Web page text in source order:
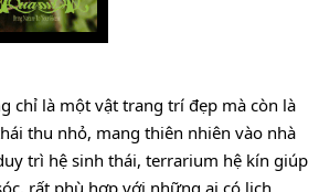
chỉ là một vật trang trí đẹp mà còn là
thu nhỏ, mang thiên nhiên vào nhà
trì hệ sinh thái, terrarium hệ kín giúp
rất phù hợp với những ai có lịch